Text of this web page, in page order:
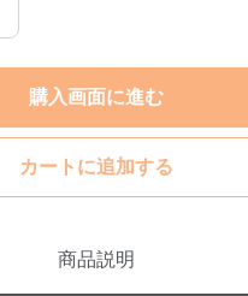
購入画面に進む
カートに追加する
商品説明